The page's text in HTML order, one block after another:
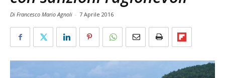
Di Francesco Mario Agnoli - 7 Aprile 2016